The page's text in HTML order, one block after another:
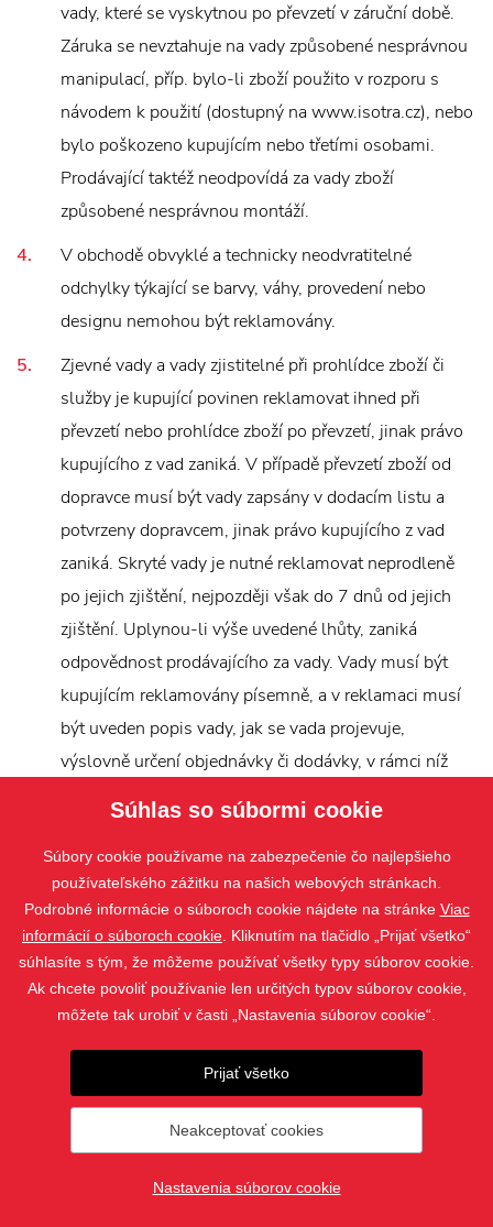
vady, které se vyskytnou po převzetí v záruční době.
Záruka se nevztahuje na vady způsobené nesprávnou
manipulací, příp. bylo-li zboží použito v rozporu s
návodem k použití (dostupný na www.isotra.cz), nebo
bylo poškozeno kupujícím nebo třetími osobami.
Prodávající taktéž neodpovídá za vady zboží
způsobené nesprávnou montáží.
V obchodě obvyklé a technicky neodvratitelné
odchylky týkající se barvy, váhy, provedení nebo
designu nemohou být reklamovány.
Zjevné vady a vady zjistitelné při prohlídce zboží či
služby je kupující povinen reklamovat ihned při
převzetí nebo prohlídce zboží po převzetí, jinak právo
kupujícího z vad zaniká. V případě převzetí zboží od
dopravce musí být vady zapsány v dodacím listu a
potvrzeny dopravcem, jinak právo kupujícího z vad
zaniká. Skryté vady je nutné reklamovat neprodleně
po jejich zjištění, nejpozději však do 7 dnů od jejich
zjištění. Uplynou-li výše uvedené lhůty, zaniká
odpovědnost prodávajícího za vady. Vady musí být
kupujícím reklamovány písemně, a v reklamaci musí
být uveden popis vady, jak se vada projevuje,
výslovně určení objednávky či dodávky, v rámci níž
reklamace se zakládá právo kupujícího na bezplatné
odstranění vady. Při neuvedení všech požadovaných
údajů se o dobu nežli budou doplněny, prodlužuje
doba pro vyřízení reklamace.
Není-li prodávajícím výslovně písemně poskytnuta
Záruční doba začíná běžet od dodání zboží či služby
kupujícímu (tj. smluvnímu partnerovi, nikoli
koncovému zákazníkovi).
U oprávněných reklamací prodávající odstraní vady
Súhlas so súbormi cookie
Súbory cookie používame na zabezpečenie čo najlepšieho
používateľského zážitku na našich webových stránkach.
Podrobné informácie o súboroch cookie nájdete na stránke Viac
informácií o súboroch cookie . Kliknutím na tlačidlo „Prijať všetko“
súhlasíte s tým, že môžeme používať všetky typy súborov cookie.
Ak chcete povoliť používanie len určitých typov súborov cookie,
môžete tak urobiť v časti „Nastavenia súborov cookie“.
Prijať všetko
Neakceptovať cookies
Nastavenia súborov cookie